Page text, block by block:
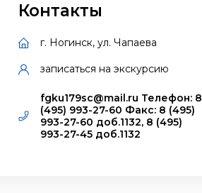
Контакты
г. Ногинск, ул. Чапаева
записаться на экскурсию
fgku179sc@mail.ru Телефон: 8
(495) 993-27-60 Факс: 8 (495)
993-27-60 доб.1132, 8 (495)
993-27-45 доб.1132